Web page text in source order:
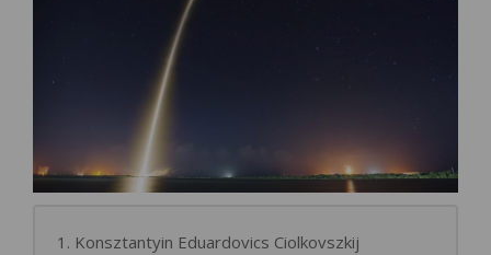
1. Konsztantyin Eduardovics Ciolkovszkij